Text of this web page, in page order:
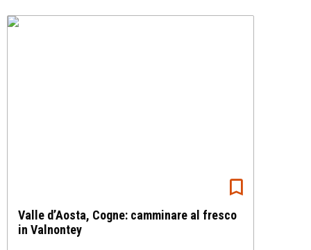
Valle d’Aosta, Cogne: camminare al fresco
in Valnontey